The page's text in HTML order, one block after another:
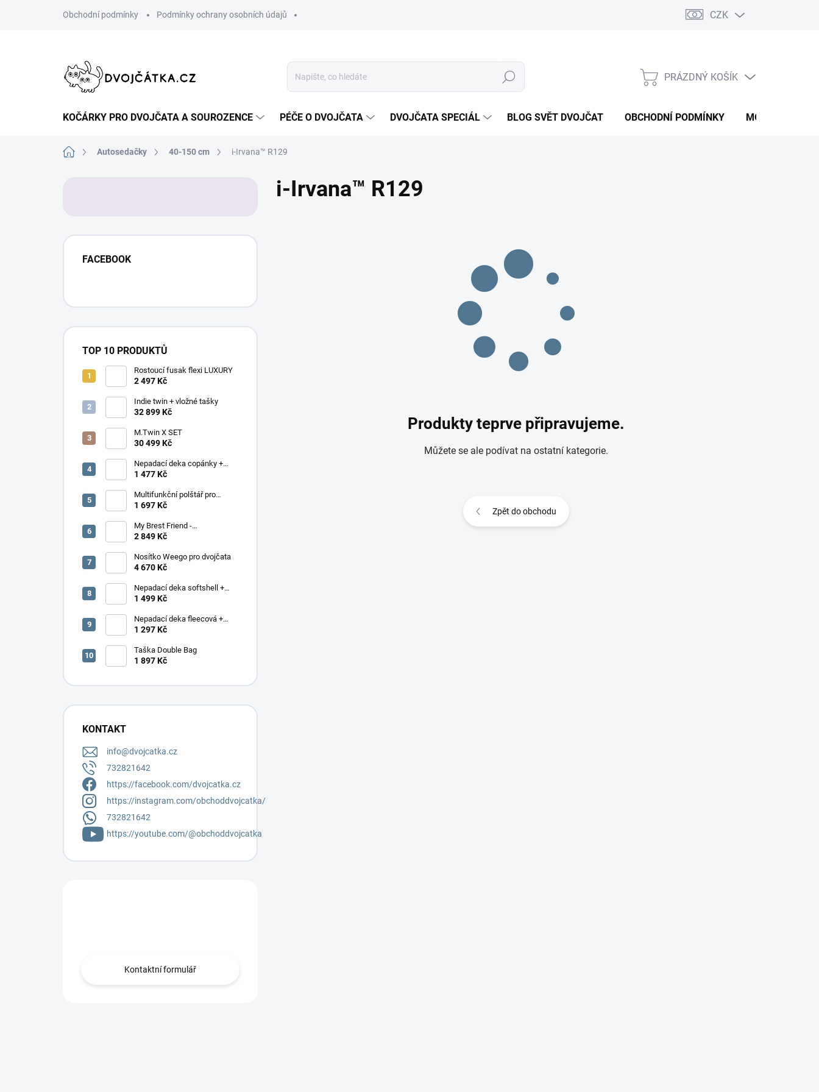
Obchodní podmínky Podmínky ochrany osobních údajů CZK
Hledat
NÁKUPNÍ
PRÁZDNÝ KOŠÍK
KOČÁRKY PRO DVOJČATA A SOUROZENCE PÉČE O DVOJČATA DVOJČATA SPECIÁL BLOG SVĚT DVOJČAT OBCHODNÍ PODMÍNKY MOJE
Domů Autosedačky 40-150 cm i-Irvana™ R129
r
p
n
FACEBOOK
TOP 10 PRODUKTŮ
Rostoucí fusak flexi LUXURY
2 497 Kč
Indie twin + vložné tašky
32 899 Kč
M.Twin X SET
30 499 Kč
Nepadací deka copánky +
podložka
1 477 Kč
Multifunkční polštář pro
dvojčata Elefant
1 697 Kč
My Brest Friend -
MOMENTÁLNĚ NEDOSTUPNÉ
2 849 Kč
Nosítko Weego pro dvojčata
4 670 Kč
Nepadací deka softshell +
podložka
1 499 Kč
Nepadací deka fleecová +
podložka
1 297 Kč
Taška Double Bag
1 897 Kč
KONTAKT
info@dvojcatka.cz
732821642
https://facebook.com/dvojcatka.cz
https://instagram.com/obchoddvojcatka/
732821642
https://youtube.com/@obchoddvojcatka
Kontaktní formulář
i-Irvana™ R129
Produkty teprve připravujeme.
Můžete se ale podívat na ostatní kategorie.
Zpět do obchodu